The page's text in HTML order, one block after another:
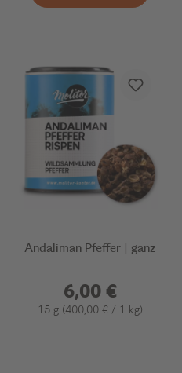
Andaliman Pfeffer | ganz
6,00 €
15 g (400,00 € / 1 kg)